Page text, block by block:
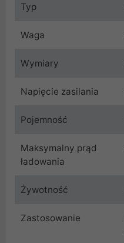
Typ
Waga
Wymiary
Napięcie zasilania
Pojemność
Maksymalny prąd
ładowania
Żywotność
Zastosowanie